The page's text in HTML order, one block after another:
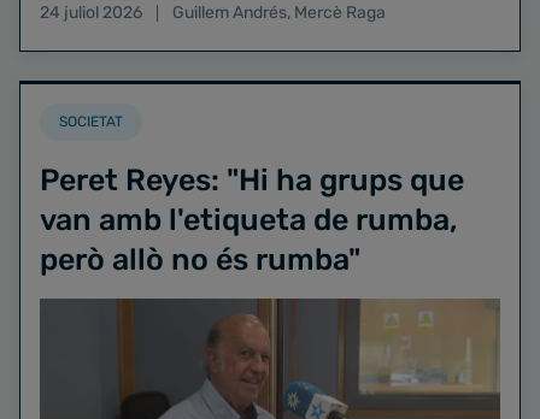
24 juliol 2026
Guillem Andrés, Mercè Raga
SOCIETAT
Peret Reyes: "Hi ha grups que
van amb l'etiqueta de rumba,
però allò no és rumba"